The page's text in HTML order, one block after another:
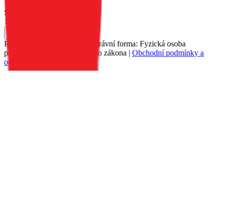
Skladem 10 ks u dodavatele
139 Kč
Petr Matyáš, IČ: 00705331, Právní forma: Fyzická osoba
podnikající dle živnostenského zákona | Obchodní podmínky a
ochrana osobních údajů